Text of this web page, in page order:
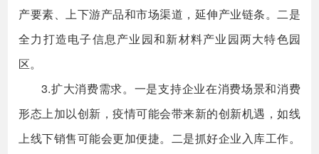
产要素、上下游产品和市场渠道，延伸产业链条。二是
全力打造电子信息产业园和新材料产业园两大特色园
区。
3.扩大消费需求。一是支持企业在消费场景和消费
形态上加以创新，疫情可能会带来新的创新机遇，如线
上线下销售可能会更加便捷。二是抓好企业入库工作。